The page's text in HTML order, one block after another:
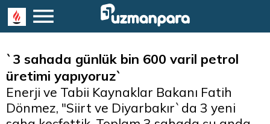
`3 sahada günlük bin 600 varil petrol
üretimi yapıyoruz`
Enerji ve Tabii Kaynaklar Bakanı Fatih
Dönmez, "Siirt ve Diyarbakır`da 3 yeni